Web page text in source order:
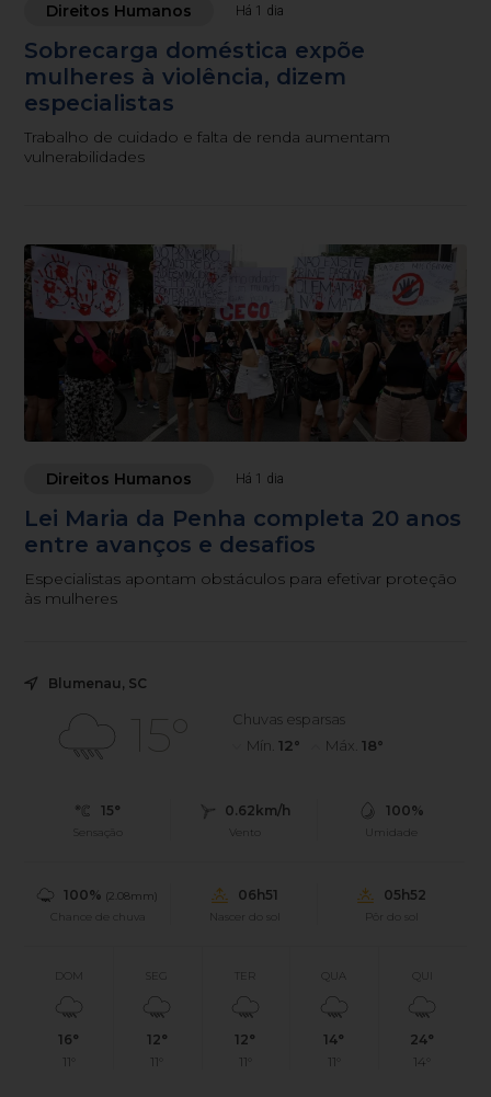
Direitos Humanos Há 1 dia
Sobrecarga doméstica expõe
mulheres à violência, dizem
especialistas
Trabalho de cuidado e falta de renda aumentam
vulnerabilidades
Direitos Humanos Há 1 dia
Lei Maria da Penha completa 20 anos
entre avanços e desafios
Especialistas apontam obstáculos para efetivar proteção
às mulheres
Blumenau, SC
15°
Chuvas esparsas
Mín. 12° Máx. 18°
15°
Sensação
0.62km/h
Vento
100%
Umidade
100% (2.08mm)
Chance de chuva
06h51
Nascer do sol
05h52
Pôr do sol
DOM
16°
11°
SEG
12°
11°
TER
12°
11°
QUA
14°
11°
24°
14°